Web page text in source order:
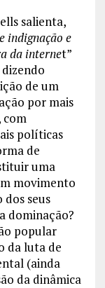
salienta,
indignação e
da internet”
de um
por mais
com
políticas
de
uma
movimento
seus
dominação?
popular
da luta de
(ainda
da dinâmica